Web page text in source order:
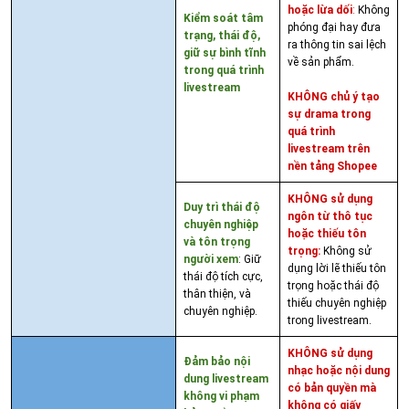
Kiểm soát tâm
trạng, thái độ,
giữ sự bình tĩnh
trong quá trình
livestream
hoặc lừa dối: Không
phóng đại hay đưa
ra thông tin sai lệch
về sản phẩm.
KHÔNG chủ ý tạo
sự drama trong
quá trình
livestream trên
nền tảng Shopee
Duy trì thái độ
chuyên nghiệp
và tôn trọng
người xem: Giữ
thái độ tích cực,
thân thiện, và
chuyên nghiệp.
KHÔNG sử dụng
ngôn từ thô tục
hoặc thiếu tôn
trọng: Không sử
dụng lời lẽ thiếu tôn
trọng hoặc thái độ
thiếu chuyên nghiệp
trong livestream.
Đảm bảo nội
dung livestream
không vi phạm
KHÔNG sử dụng
nhạc hoặc nội dung
có bản quyền mà
không có giấy